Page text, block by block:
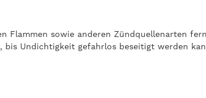
Flammen sowie anderen Zündquellenarten
bis Undichtigkeit gefahrlos beseitigt werden